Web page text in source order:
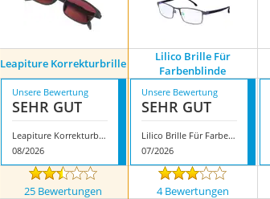
Leapiture Korrekturbrille
Lilico Brille Für
Farbenblinde
Unsere Bewertung
SEHR GUT
Leapiture Korrekturbrille
08/2026
Unsere Bewertung
SEHR GUT
Lilico Brille Für Farbenblinde
07/2026
25 Bewertungen 4 Bewertungen